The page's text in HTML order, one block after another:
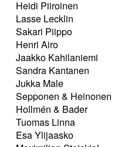
Heidi Piiroinen
Lasse Lecklin
Sakari Piippo
Henri Airo
Jaakko Kahilaniemi
Sandra Kantanen
Jukka Male
Sepponen & Heinonen
Hollmén & Bader
Tuomas Linna
Esa Ylijaasko